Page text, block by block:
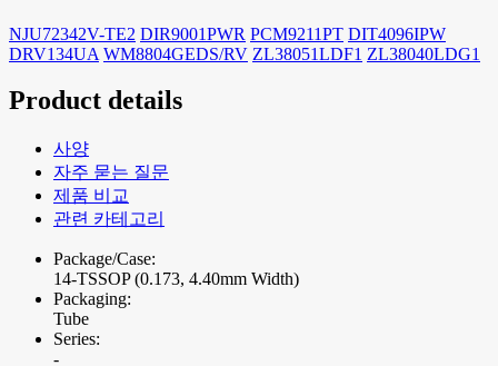
NJU72342V-TE2 DIR9001PWR PCM9211PT DIT4096IPW
DRV134UA WM8804GEDS/RV ZL38051LDF1 ZL38040LDG1
Product details
사양
자주 묻는 질문
제품 비교
관련 카테고리
Package/Case:
14-TSSOP (0.173, 4.40mm Width)
Packaging:
Tube
Series:
-